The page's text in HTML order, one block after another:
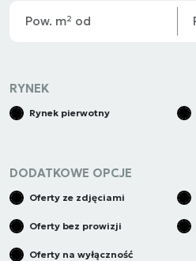
RYNEK
Rynek pierwotny
DODATKOWE OPCJE
Oferty ze zdjęciami
Oferty bez prowizji
Oferty na wyłączność